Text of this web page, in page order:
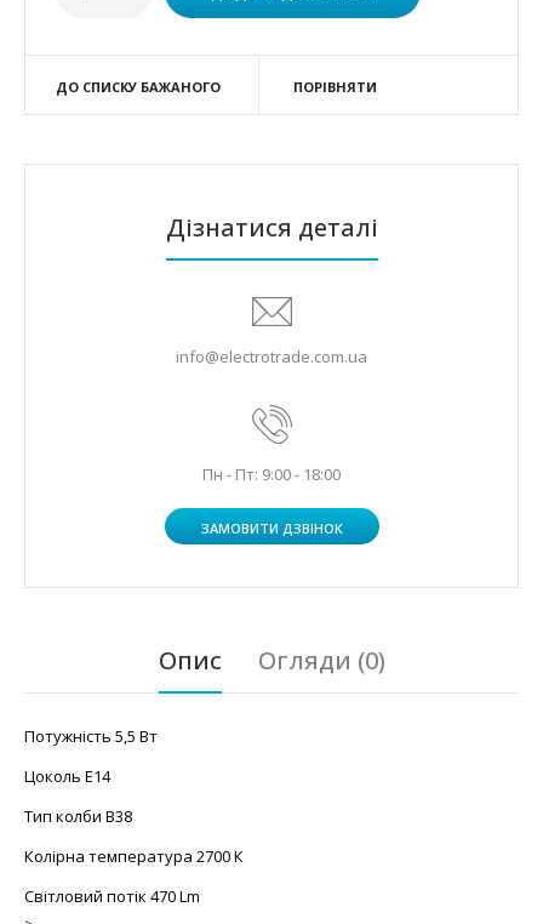
ДО СПИСКУ БАЖАНОГО ПОРІВНЯТИ
Дізнатися деталі
info@electrotrade.com.ua
Пн - Пт: 9:00 - 18:00
ЗАМОВИТИ ДЗВІНОК
Опис Огляди (0)
Потужність 5,5 Вт
Цоколь Е14
Тип колби B38
Колірна температура 2700 К
Світловий потік 470 Lm